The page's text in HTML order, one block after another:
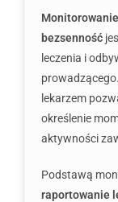
bezsenność
leczenia i
lekarzem
określenie
aktywności
Podstawą
raportowanie